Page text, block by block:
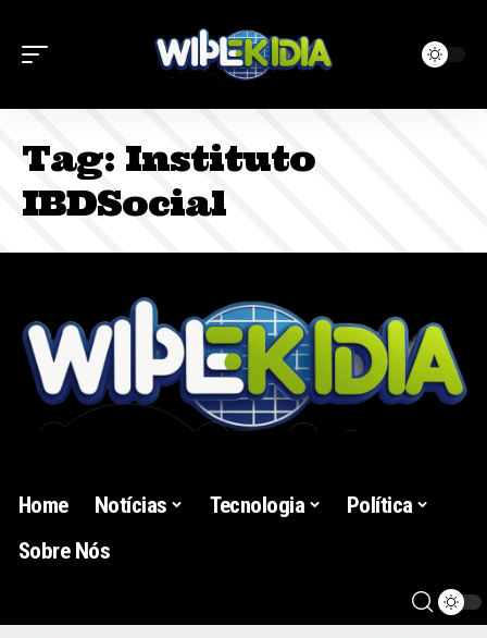
Tag: Instituto
IBDSocial
Home Notícias Tecnologia
Política
Sobre Nós